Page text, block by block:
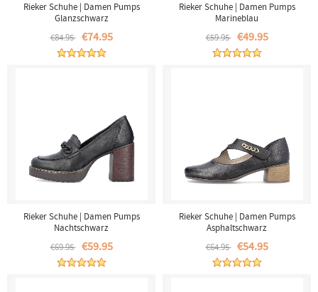
Rieker Schuhe | Damen Pumps
Glanzschwarz
€84.95 €74.95
Rieker Schuhe | Damen Pumps
Marineblau
€59.95 €49.95
Rieker Schuhe | Damen Pumps
Nachtschwarz
€69.95 €59.95
Rieker Schuhe | Damen Pumps
Asphaltschwarz
€64.95 €54.95